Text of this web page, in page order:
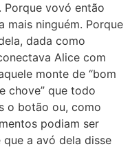
Porque vovó então
mais ninguém. Porque
dada como
Alice com
monte de “bom
chove” que todo
o botão ou, como
podiam ser
que a avó dela disse